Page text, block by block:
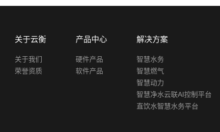
关于云衡
关于我们
荣誉资质
产品中心
硬件产品
软件产品
解决方案
智慧水务
智慧燃气
智慧动力
智慧净水云联AI控制平台
直饮水智慧水务平台